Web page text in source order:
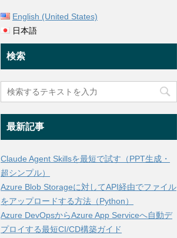
English (United States)
日本語
検索
最新記事
Claude Agent Skillsを最短で試す（PPT生成・
超シンプル）
Azure Blob Storageに対してAPI経由でファイル
をアップロードする方法（Python）
Azure DevOpsからAzure App Serviceへ自動デ
プロイする最短CI/CD構築ガイド